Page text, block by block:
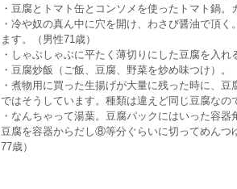
・豆腐とトマト缶とコンソメを使ったトマト鍋
・冷や奴の真ん中に穴を開け、わさび醤油で頂
ます。（男性71歳）
・しゃぶしゃぶに平たく薄切りにした豆腐を入
・豆腐炒飯（ご飯、豆腐、野菜を炒め味つけ）。
・煮物用に買った生揚げが大量に残った時に、
ではそうしています。種類は違えど同じ豆腐なの
・なんちゃって湯葉。豆腐パックにはいった容
豆腐を容器からだし⑧等分ぐらいに切ってめんつ
77歳）